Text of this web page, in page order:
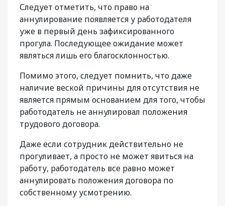
Следует отметить, что право на
аннулирование появляется у работодателя
уже в первый день зафиксированного
прогула. Последующее ожидание может
являться лишь его благосклонностью.
Помимо этого, следует помнить, что даже
наличие веской причины для отсутствия не
является прямым основанием для того, чтобы
работодатель не аннулировал положения
трудового договора.
Даже если сотрудник действительно не
прогуливает, а просто не может явиться на
работу, работодатель все равно может
аннулировать положения договора по
собственному усмотрению.